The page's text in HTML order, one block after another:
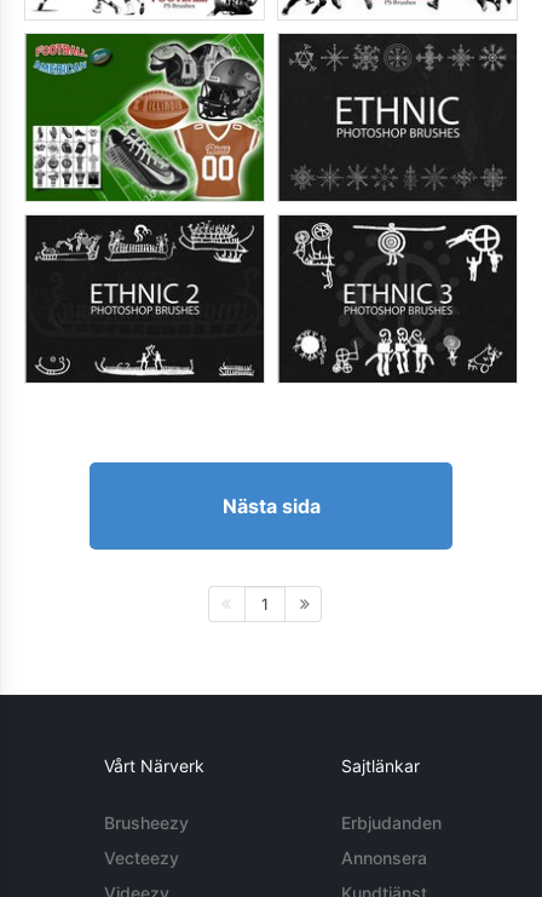
Nästa sida
1
Vårt Närverk
Brusheezy
Vecteezy
Videezy
Sajtlänkar
Erbjudanden
Annonsera
Kundtjänst